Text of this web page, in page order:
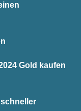
Gold kaufen